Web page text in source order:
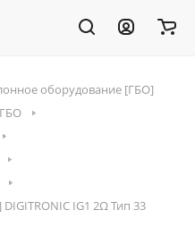
оборудование [ГБО]
IG1 2Ω Тип 33